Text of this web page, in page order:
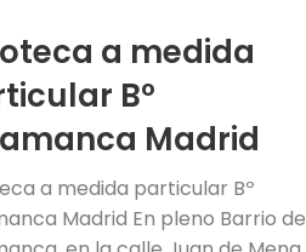
a medida
Bº
Madrid
a medida particular Bº
Madrid En pleno Barrio de